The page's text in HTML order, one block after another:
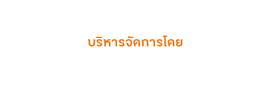
บริหารจัดการโดย